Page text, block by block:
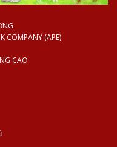
COMPANY (APE)
CAO